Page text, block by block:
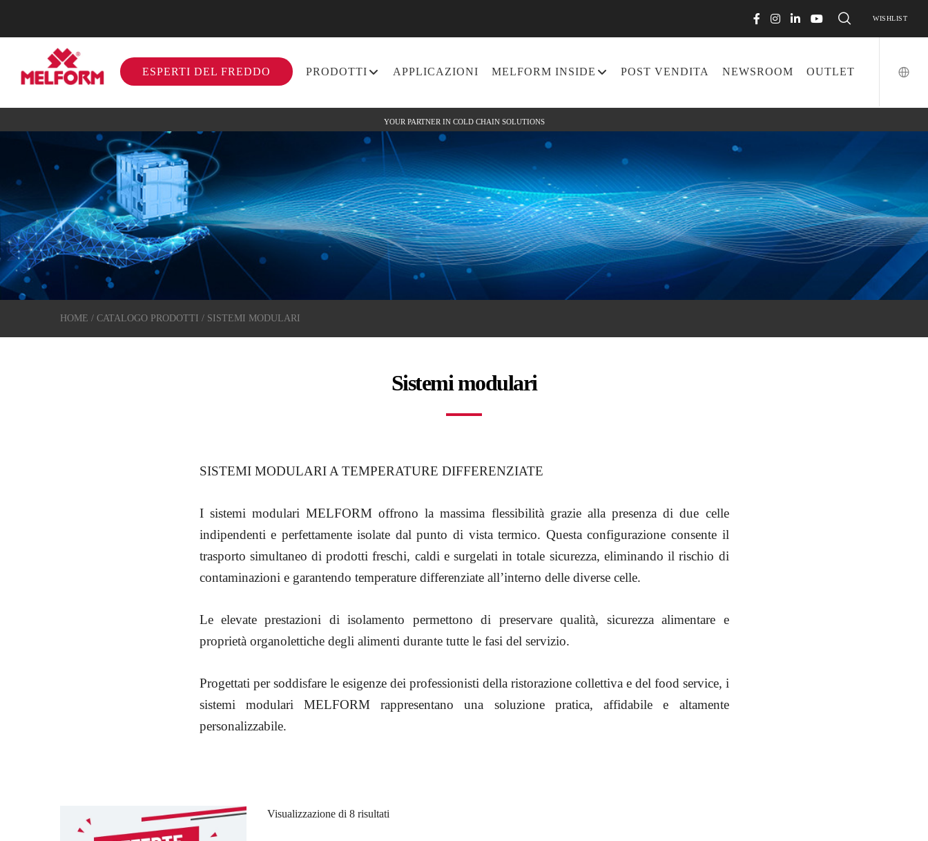
WISHLIST
ESPERTI DEL FREDDO PRODOTTI APPLICAZIONI MELFORM INSIDE POST VENDITA NEWSROOM OUTLET
YOUR PARTNER IN COLD CHAIN SOLUTIONS
HOME / CATALOGO PRODOTTI / SISTEMI MODULARI
Sistemi modulari
SISTEMI MODULARI A TEMPERATURE DIFFERENZIATE
I sistemi modulari MELFORM offrono la massima flessibilità grazie alla presenza di due celle
indipendenti e perfettamente isolate dal punto di vista termico. Questa configurazione consente il
trasporto simultaneo di prodotti freschi, caldi e surgelati in totale sicurezza, eliminando il rischio di
contaminazioni e garantendo temperature differenziate all’interno delle diverse celle.
Le elevate prestazioni di isolamento permettono di preservare qualità, sicurezza alimentare e
proprietà organolettiche degli alimenti durante tutte le fasi del servizio.
Progettati per soddisfare le esigenze dei professionisti della ristorazione collettiva e del food service, i
sistemi modulari MELFORM rappresentano una soluzione pratica, affidabile e altamente
personalizzabile.
Visualizzazione di 8 risultati